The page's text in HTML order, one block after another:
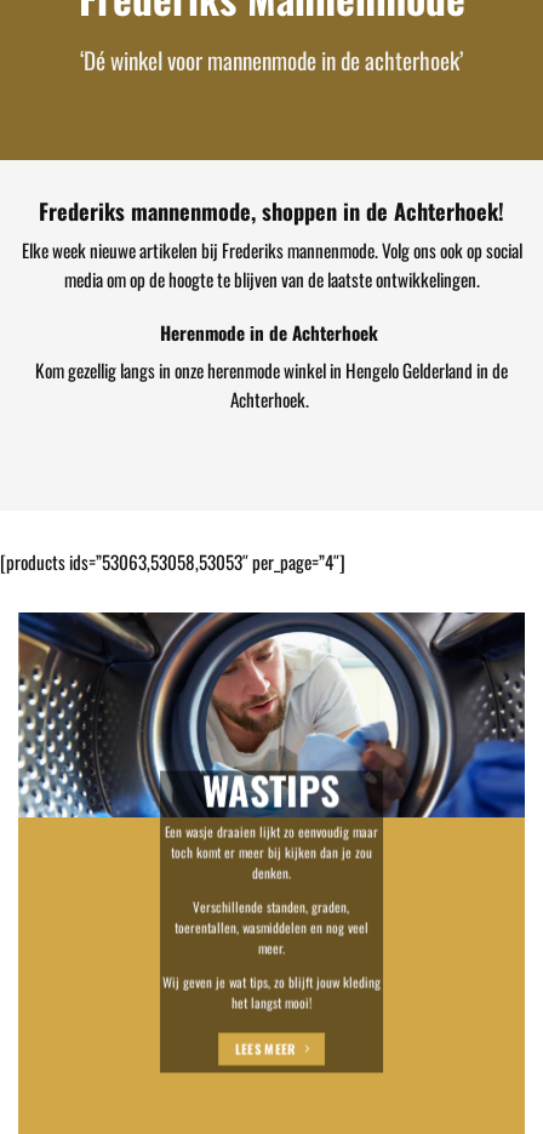
‘Dé winkel voor mannenmode in de achterhoek’
Frederiks mannenmode, shoppen in de Achterhoek!
Elke week nieuwe artikelen bij Frederiks mannenmode. Volg ons ook op social
media om op de hoogte te blijven van de laatste ontwikkelingen.
Herenmode in de Achterhoek
Kom gezellig langs in onze herenmode winkel in Hengelo Gelderland in de
Achterhoek.
[products ids=”53063,53058,53053″ per_page=”4″]
WASTIPS
Een wasje draaien lijkt zo eenvoudig maar
toch komt er meer bij kijken dan je zou
denken.
Verschillende standen, graden,
toerentallen, wasmiddelen en nog veel
meer.
Wij geven je wat tips, zo blijft jouw kleding
het langst mooi!
LEES MEER